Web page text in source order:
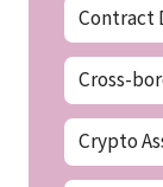
Contract
Cross-
Crypto